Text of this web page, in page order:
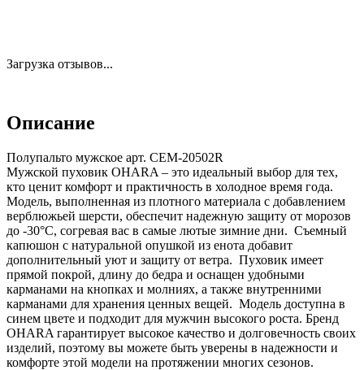
Загрузка отзывов...
Описание
Полупальто мужское арт. CEM-20502R
Мужской пуховик OHARA – это идеальный выбор для тех,
кто ценит комфорт и практичность в холодное время года.
Модель, выполненная из плотного материала с добавлением
верблюжьей шерсти, обеспечит надежную защиту от морозов
до -30°C, согревая вас в самые лютые зимние дни. Съемный
капюшон с натуральной опушкой из енота добавит
дополнительный уют и защиту от ветра. Пуховик имеет
прямой покрой, длину до бедра и оснащен удобными
карманами на кнопках и молниях, а также внутренними
карманами для хранения ценных вещей. Модель доступна в
синем цвете и подходит для мужчин высокого роста. Бренд
OHARA гарантирует высокое качество и долговечность своих
изделий, поэтому вы можете быть уверены в надежности и
комфорте этой модели на протяжении многих сезонов.